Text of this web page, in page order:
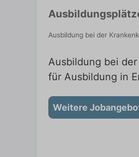
Ausbildung bei der
Ausbildung bei
für Ausbildung in
Weitere